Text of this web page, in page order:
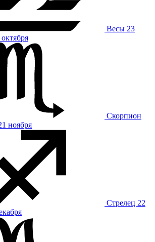
Весы 23
Скорпион
ноября
Стрелец 22